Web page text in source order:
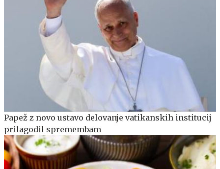
Papež z novo ustavo delovanje vatikanskih institucij
prilagodil spremembam